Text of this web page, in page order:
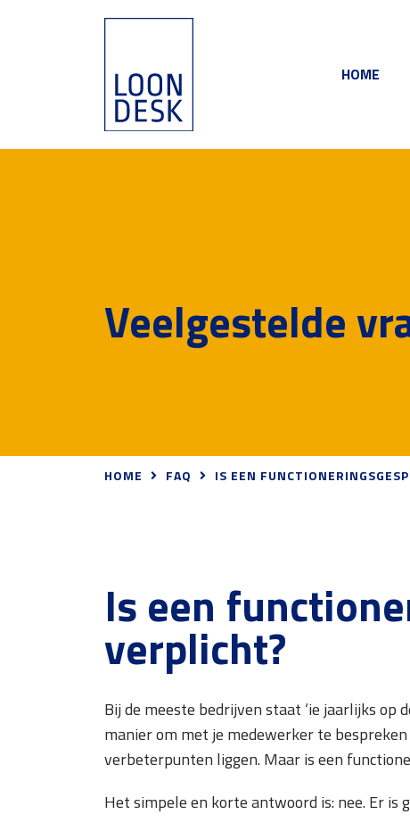
HOME
Veelgestelde
HOME FAQ IS EEN
Is een
verplicht?
Bij de meeste bedrijven staat ‘ie jaarlijks op
manier om met je medewerker te
verbeterpunten liggen. Maar is een
Het simpele en korte antwoord is: nee. Er